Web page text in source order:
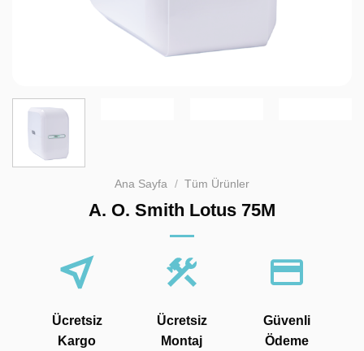
Ana Sayfa / Tüm Ürünler
A. O. Smith Lotus 75M
Ücretsiz
Kargo
Ücretsiz
Montaj
Güvenli
Ödeme